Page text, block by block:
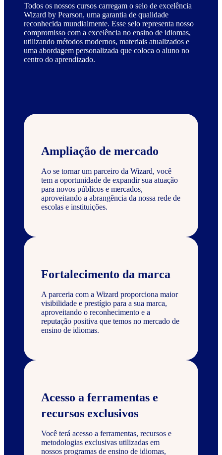
Todos os nossos cursos carregam o selo de excelência
Wizard by Pearson, uma garantia de qualidade
reconhecida mundialmente. Esse selo representa nosso
compromisso com a excelência no ensino de idiomas,
utilizando métodos modernos, materiais atualizados e
uma abordagem personalizada que coloca o aluno no
centro do aprendizado.
Ampliação de mercado
Ao se tornar um parceiro da Wizard, você
tem a oportunidade de expandir sua atuação
para novos públicos e mercados,
aproveitando a abrangência da nossa rede de
escolas e instituições.
Fortalecimento da marca
A parceria com a Wizard proporciona maior
visibilidade e prestígio para a sua marca,
aproveitando o reconhecimento e a
reputação positiva que temos no mercado de
ensino de idiomas.
Acesso a ferramentas e
recursos exclusivos
Você terá acesso a ferramentas, recursos e
metodologias exclusivas utilizadas em
nossos programas de ensino de idiomas,